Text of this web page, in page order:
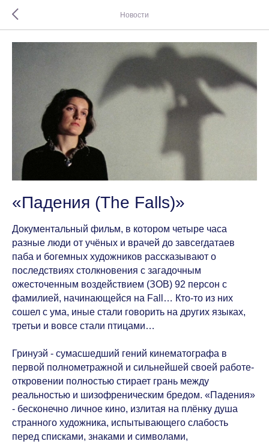
Новости
«Падения (The Falls)»
Документальный фильм, в котором четыре часа
разные люди от учёных и врачей до завсегдатаев
паба и богемных художников рассказывают о
последствиях столкновения с загадочным
ожесточенным воздействием (ЗОВ) 92 персон с
фамилией, начинающейся на Fall… Кто-то из них
сошел с ума, иные стали говорить на других языках,
третьи и вовсе стали птицами…
Гринуэй - сумасшедший гений кинематографа в
первой полнометражной и сильнейшей своей работе-
откровении полностью стирает грань между
реальностью и шизофреническим бредом. «Падения»
- бесконечно личное кино, излитая на плёнку душа
странного художника, испытывающего слабость
перед списками, знаками и символами,